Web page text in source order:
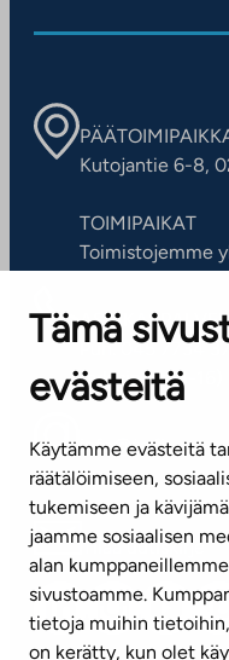
Tämä
evästeitä
Käytämme evästeitä
räätälöimiseen,
tukemiseen ja
jaamme sosiaalisen
alan
sivustoamme.
tietoja muihin
on kerätty, kun olet
Kutojantie 6-8,
TOIMIPAIKAT
Toimistojemme
Puh. 045 7734
(arkisin klo 8-16)
info@ta.fi
Tilaa uutiskirje